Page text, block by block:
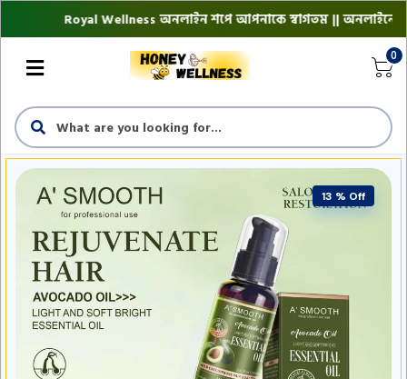
Royal Wellness অনলাইন শপে আপনাকে স্বাগতম || অনলাইনে আস্থা ও
0
13 % Off